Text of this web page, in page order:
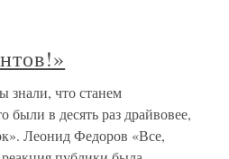
что станем
в десять раз драйвовее,
Леонид Федоров «Все,